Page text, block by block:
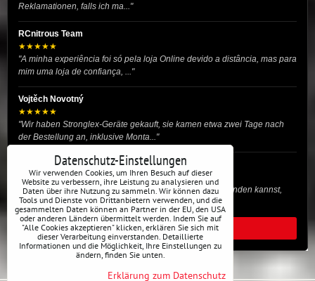
Reklamationen, falls ich ma..."
RCnitrous Team
★★★★★
"A minha experiência foi só pela loja Online devido a distância, mas para
mim uma loja de confiança, ..."
Vojtěch Novotný
★★★★★
"Wir haben Stronglex-Geräte gekauft, sie kamen etwa zwei Tage nach
der Bestellung an, inklusive Monta..."
josef helmich
★★★★★
"Hier gibt es viele Dinge, die du für dein Drift-Auto verwenden kannst,
egal ob Profi oder für die St..."
ALLE BEWERTUNGEN
Datenschutz-Einstellungen
Wir verwenden Cookies, um Ihren Besuch auf dieser
Website zu verbessern, ihre Leistung zu analysieren und
Daten über ihre Nutzung zu sammeln. Wir können dazu
Tools und Dienste von Drittanbietern verwenden, und die
gesammelten Daten können an Partner in der EU, den USA
oder anderen Ländern übermittelt werden. Indem Sie auf
"Alle Cookies akzeptieren" klicken, erklären Sie sich mit
dieser Verarbeitung einverstanden. Detaillierte
Informationen und die Möglichkeit, Ihre Einstellungen zu
ändern, finden Sie unten.
Erklärung zum Datenschutz